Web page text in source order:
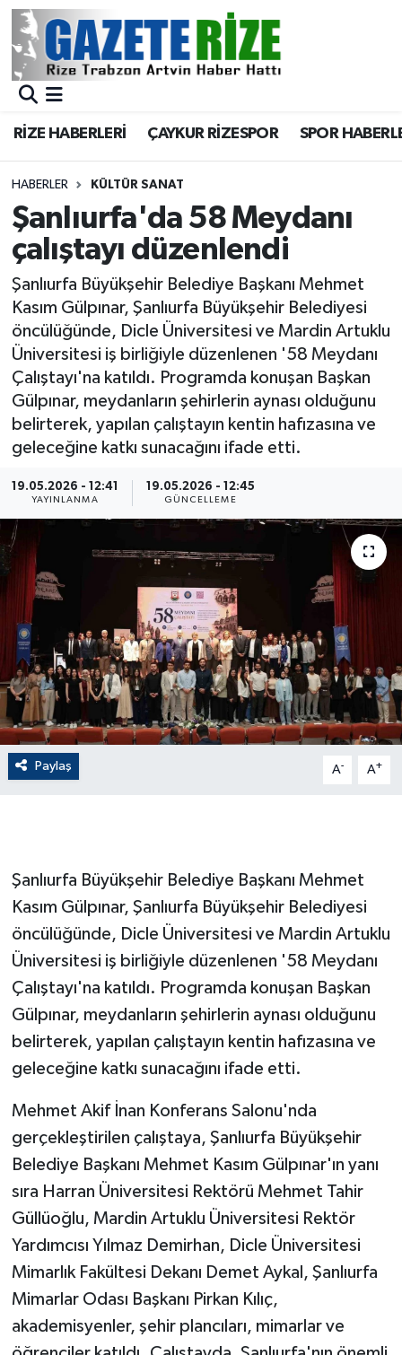
RİZE HABERLERİ ÇAYKUR RİZESPOR SPOR
HABERLER KÜLTÜR SANAT
Şanlıurfa'da 58 Meydanı
çalıştayı düzenlendi
Şanlıurfa Büyükşehir Belediye Başkanı Mehmet
Kasım Gülpınar, Şanlıurfa Büyükşehir Belediyesi
öncülüğünde, Dicle Üniversitesi ve Mardin Artuklu
Üniversitesi iş birliğiyle düzenlenen '58 Meydanı
Çalıştayı'na katıldı. Programda konuşan Başkan
Gülpınar, meydanların şehirlerin aynası olduğunu
belirterek, yapılan çalıştayın kentin hafızasına ve
geleceğine katkı sunacağını ifade etti.
19.05.2026 - 12:41
YAYINLANMA
19.05.2026 - 12:45
GÜNCELLEME
Paylaş A- A+
Şanlıurfa Büyükşehir Belediye Başkanı Mehmet
Kasım Gülpınar, Şanlıurfa Büyükşehir Belediyesi
öncülüğünde, Dicle Üniversitesi ve Mardin Artuklu
Üniversitesi iş birliğiyle düzenlenen '58 Meydanı
Çalıştayı'na katıldı. Programda konuşan Başkan
Gülpınar, meydanların şehirlerin aynası olduğunu
belirterek, yapılan çalıştayın kentin hafızasına ve
geleceğine katkı sunacağını ifade etti.
Mehmet Akif İnan Konferans Salonu'nda
gerçekleştirilen çalıştaya, Şanlıurfa Büyükşehir
Belediye Başkanı Mehmet Kasım Gülpınar'ın yanı
sıra Harran Üniversitesi Rektörü Mehmet Tahir
Güllüoğlu, Mardin Artuklu Üniversitesi Rektör
Yardımcısı Yılmaz Demirhan, Dicle Üniversitesi
Mimarlık Fakültesi Dekanı Demet Aykal, Şanlıurfa
Mimarlar Odası Başkanı Pirkan Kılıç,
akademisyenler, şehir plancıları, mimarlar ve
BÖLGEMİZ
Asayiş
Rize Jandarma Komutanlığı
Bilim Teknoloji
Advertising news
Canlı Maç
ÇEVRE
Dış Haberler
Dünya
EĞİTİM
English News
Finans
Flaş Haber
GÜNDEM
Güvenlik
HABERDE İNSAN
İş Dünyası
Jandarma
Kadın
KÜLTÜR SANAT
Otomobil
POLİTİKA
Merkez Nöbetçi Eczaneler
Merkez Trafik Yoğunluk Haritası
Süper Lig Puan Durumu ve Fikstür
Tüm Manşetler
Son Dakika Haberleri
Haber Arşivi